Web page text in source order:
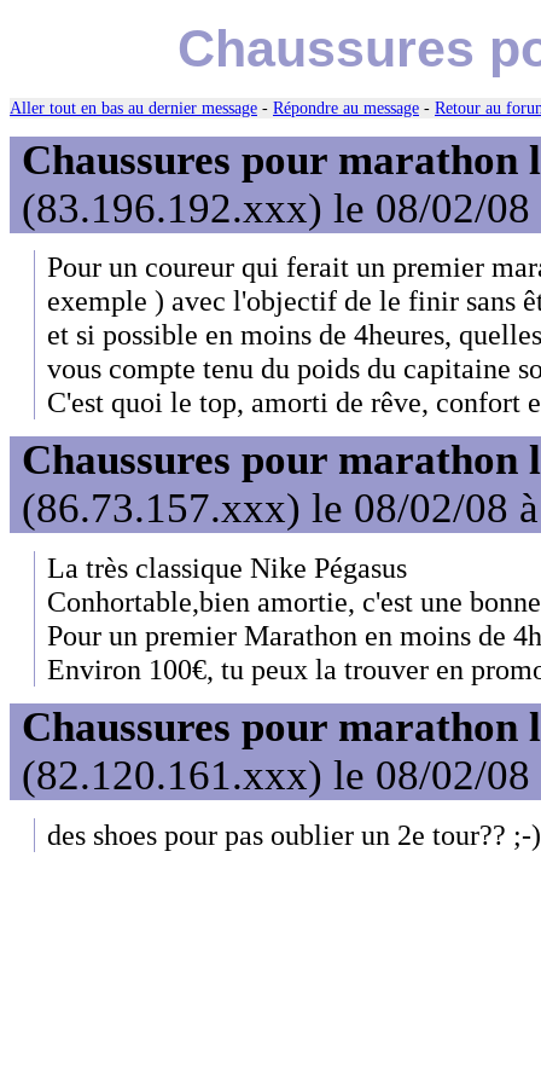
Chaussures
Aller tout en bas au dernier message - Répondre au message - Retour au
Chaussures pour marathon
(83.196.192.xxx) le 08/02/08
Pour un coureur qui ferait un premier
exemple ) avec l'objectif de le finir sans
et si possible en moins de 4heures,
vous compte tenu du poids du capitaine
C'est quoi le top, amorti de rêve, confort
Chaussures pour marathon
(86.73.157.xxx) le 08/02/08
La très classique Nike Pégasus
Conhortable,bien amortie, c'est une
Pour un premier Marathon en moins de
Environ 100€, tu peux la trouver en
Chaussures pour marathon
(82.120.161.xxx) le 08/02/08
des shoes pour pas oublier un 2e tour?? ;-